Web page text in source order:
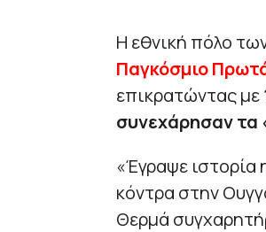
Η εθνική πόλο
Παγκόσμιο
επικρατώντας με
συνεχάρησαν τα
«Έγραψε ιστορία
κόντρα στην
Θερμά